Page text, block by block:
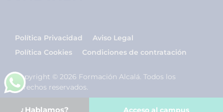
¿Hablamos? Acceso al campus
Política Privacidad
Aviso Legal
Política Cookies
Condiciones de contratación
Copyright © 2026 Formación Alcalá. Todos los
derechos reservados.